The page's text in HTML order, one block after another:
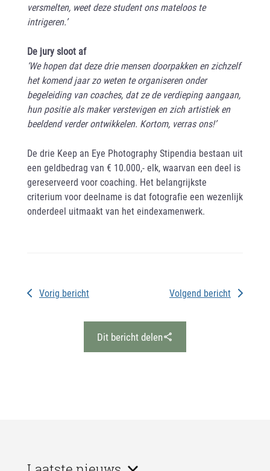
versmelten, weet deze student ons mateloos te
intrigeren.’
De jury sloot af
‘We hopen dat deze drie mensen doorpakken en zichzelf
het komend jaar zo weten te organiseren onder
begeleiding van coaches, dat ze de verdieping aangaan,
hun positie als maker verstevigen en zich artistiek en
beeldend verder ontwikkelen. Kortom, verras ons!’
De drie Keep an Eye Photography Stipendia bestaan uit
een geldbedrag van € 10.000,- elk, waarvan een deel is
gereserveerd voor coaching. Het belangrijkste
criterium voor deelname is dat fotografie een wezenlijk
onderdeel uitmaakt van het eindexamenwerk.
Vorig bericht Volgend bericht
Dit bericht delen